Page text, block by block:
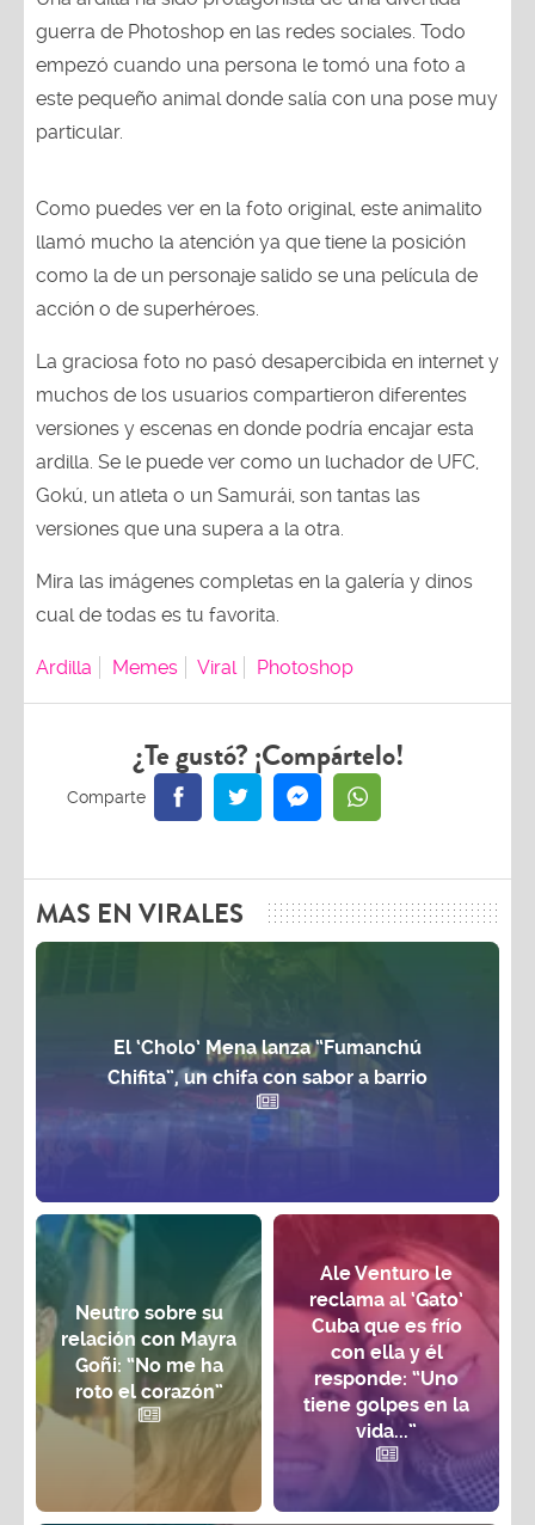
guerra de Photoshop en las redes sociales. Todo
empezó cuando una persona le tomó una foto a
este pequeño animal donde salía con una pose muy
particular.
Como puedes ver en la foto original, este animalito
llamó mucho la atención ya que tiene la posición
como la de un personaje salido se una película de
acción o de superhéroes.
La graciosa foto no pasó desapercibida en internet y
muchos de los usuarios compartieron diferentes
versiones y escenas en donde podría encajar esta
ardilla. Se le puede ver como un luchador de UFC,
Gokú, un atleta o un Samurái, son tantas las
versiones que una supera a la otra.
Mira las imágenes completas en la galería y dinos
cual de todas es tu favorita.
Ardilla Memes Viral Photoshop
¿Te gustó? ¡Compártelo!
MAS EN VIRALES
El ‘Cholo’ Mena lanza “Fumanchú
Chifita”, un chifa con sabor a barrio
Neutro sobre su
relación con Mayra
Goñi: “No me ha
roto el corazón”
Ale Venturo le
reclama al ‘Gato’
Cuba que es frío
con ella y él
responde: “Uno
tiene golpes en la
vida...”